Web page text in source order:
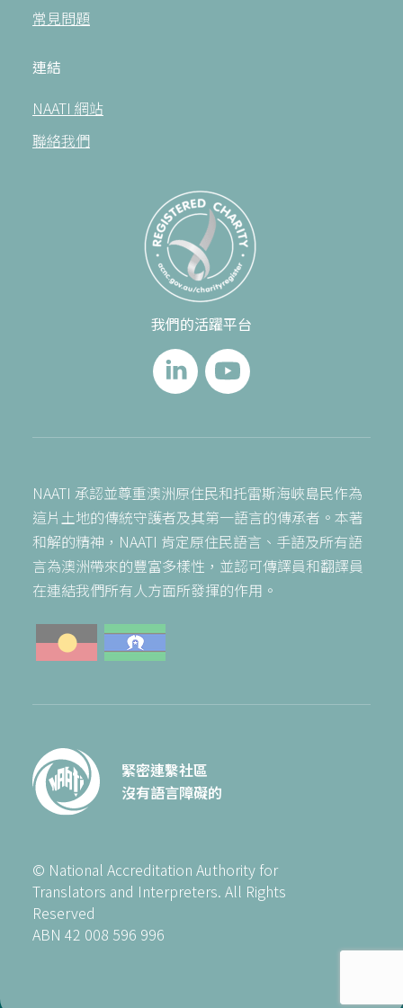
常見問題
連結
NAATI 網站
聯絡我們
我們的活躍平台
NAATI 承認並尊重澳洲原住民和托雷斯海峽島民作為
這片土地的傳統守護者及其第一語言的傳承者。本著
和解的精神，NAATI 肯定原住民語言、手語及所有語
言為澳洲帶來的豐富多樣性，並認可傳譯員和翻譯員
在連結我們所有人方面所發揮的作用。
緊密連繫社區
沒有語言障礙的
© National Accreditation Authority for
Translators and Interpreters. All Rights
Reserved
ABN 42 008 596 996